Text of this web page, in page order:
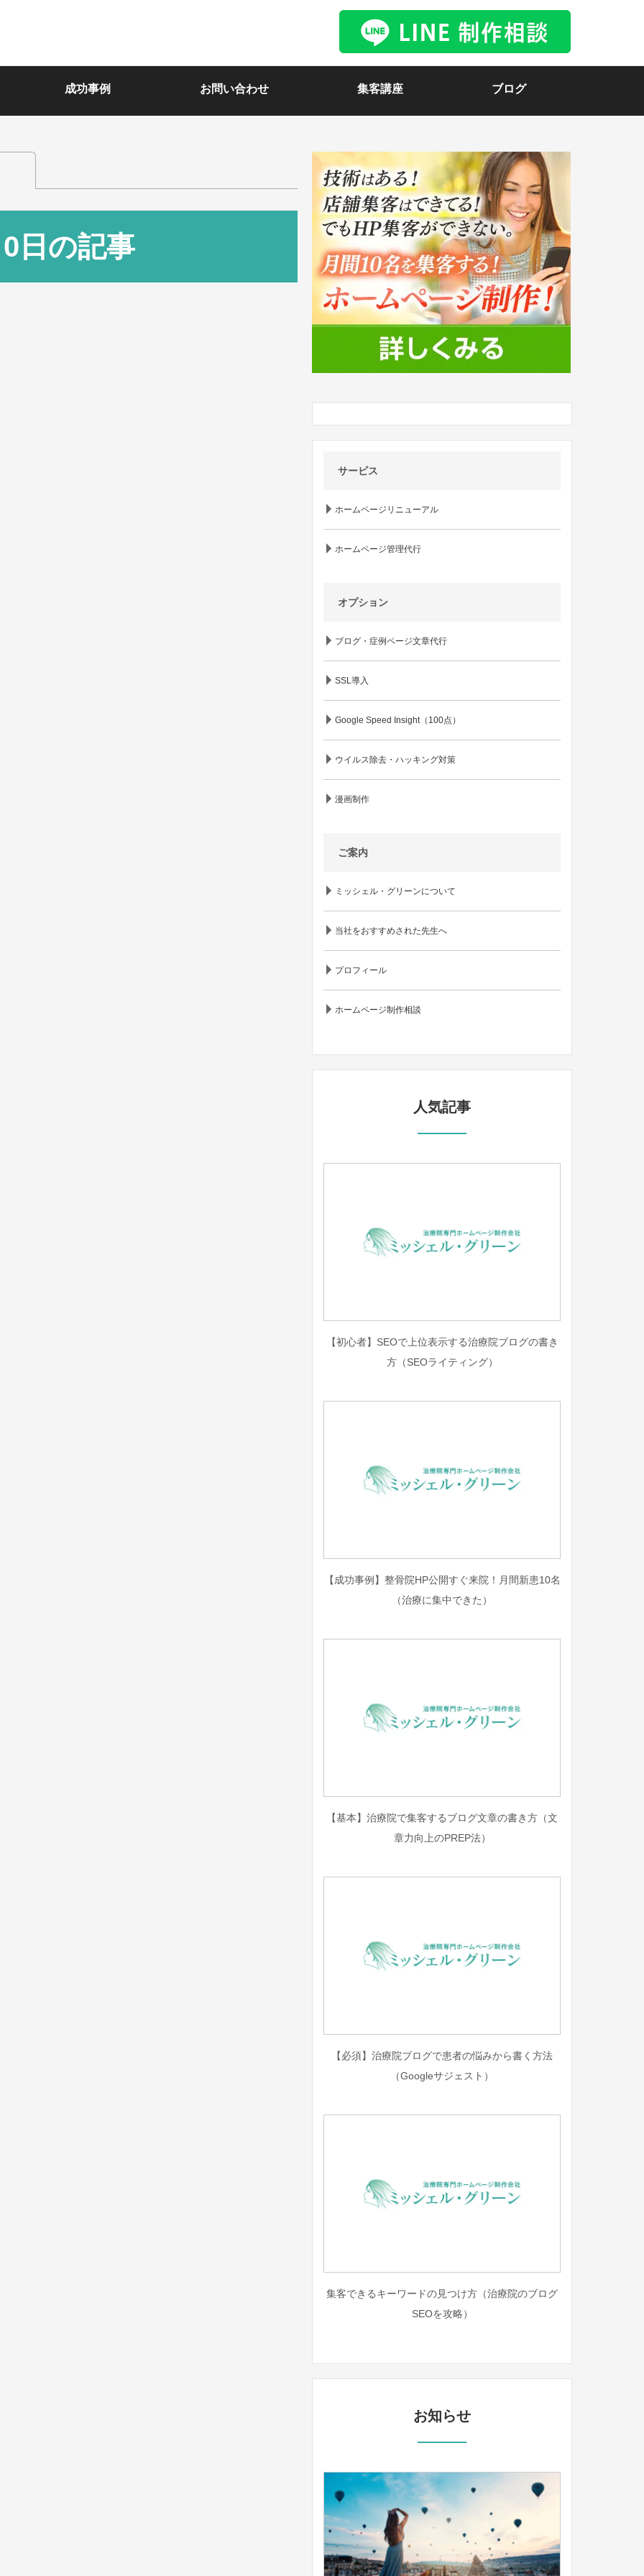
成功事例 お問い合わせ 集客講座 ブログ
日の記事
サービス
ホームページリニューアル
ホームページ管理代行
オプション
ブログ・症例ページ文章代行
SSL導入
Google Speed Insight（100点）
ウイルス除去・ハッキング対策
漫画制作
ご案内
ミッシェル・グリーンについて
当社をおすすめされた先生へ
プロフィール
ホームページ制作相談
人気記事
【初心者】SEOで上位表示する治療院ブログの書き
方（SEOライティング）
【成功事例】整骨院HP公開すぐ来院！月間新患10名
（治療に集中できた）
【基本】治療院で集客するブログ文章の書き方（文
章力向上のPREP法）
【必須】治療院ブログで患者の悩みから書く方法
（Googleサジェスト）
集客できるキーワードの見つけ方（治療院のブログ
SEOを攻略）
お知らせ